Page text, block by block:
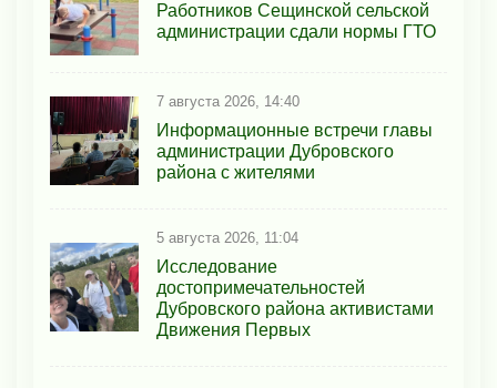
Работников Сещинской сельской
администрации сдали нормы ГТО
7 августа 2026, 14:40
Информационные встречи главы
администрации Дубровского
района с жителями
5 августа 2026, 11:04
Исследование
достопримечательностей
Дубровского района активистами
Движения Первых